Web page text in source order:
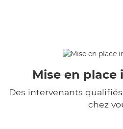
Mise en place
Des intervenants
chez